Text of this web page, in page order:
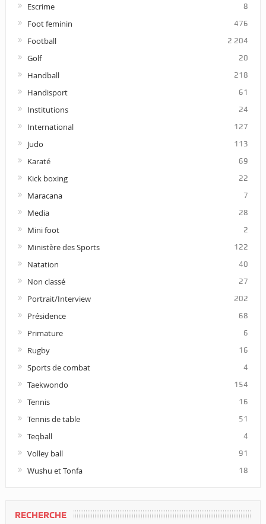
Escrime 8
Foot feminin 476
Football 2 204
Golf 20
Handball 218
Handisport 61
Institutions 24
International 127
Judo 113
Karaté 69
Kick boxing 22
Maracana 7
Media 28
Mini foot 2
Ministère des Sports 122
Natation 40
Non classé 27
Portrait/Interview 202
Présidence 68
Primature 6
Rugby 16
Sports de combat 4
Taekwondo 154
Tennis 16
Tennis de table 51
Teqball 4
Volley ball 91
Wushu et Tonfa 18
RECHERCHE